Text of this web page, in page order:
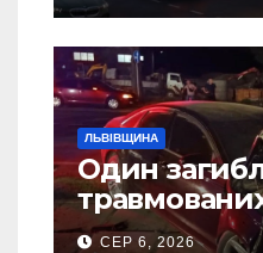
ЛЬВІВЩИНА
Один
ДТП на
СЕР 6, 2026